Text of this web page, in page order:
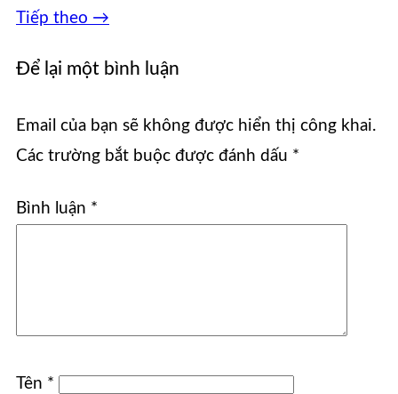
Tiếp theo →
Để lại một bình luận
Email của bạn sẽ không được hiển thị công khai.
Các trường bắt buộc được đánh dấu *
Bình luận *
Tên *